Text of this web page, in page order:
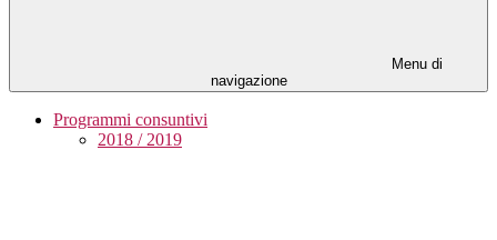
Menu di
navigazione
Programmi consuntivi
2018 / 2019